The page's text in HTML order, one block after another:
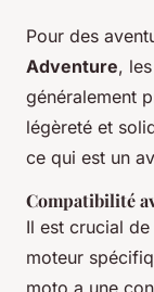
Pour des
Adventure,
généralement
légèreté et
ce qui est un
Compatibilité
Il est crucial
moteur
moto a une